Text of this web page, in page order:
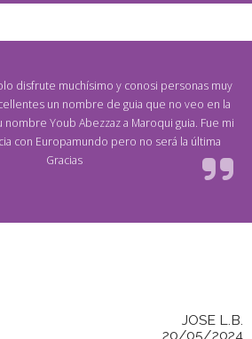
disfrute muchísimo y conosi personas muy
un nombre de guia que no veo en la
nombre Youb Abezzaz a Maroqui guia. Fue mi
con Europamundo pero no será la última
Gracias
JOSE L.B.
20/05/2024